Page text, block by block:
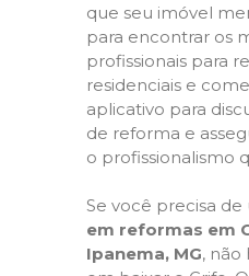
que seu imóvel
para encontrar os
profissionais para
residenciais e
aplicativo para
de reforma e
o profissionalismo
Se você precisa de
em reformas em
Ipanema, MG, não